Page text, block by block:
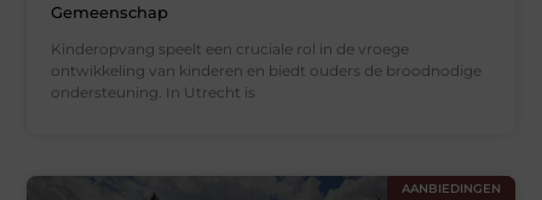
Gemeenschap
Kinderopvang speelt een cruciale rol in de vroege
ontwikkeling van kinderen en biedt ouders de broodnodige
ondersteuning. In Utrecht is
AANBIEDINGEN